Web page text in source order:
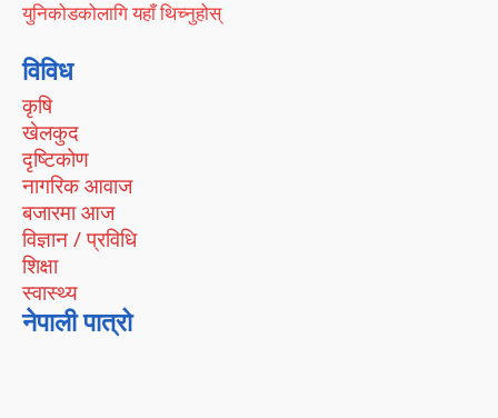
युनिकोडकोलागि यहाँ थिच्नुहोस्
विविध
कृषि
खेलकुद
दृष्टिकोण
नागरिक आवाज
बजारमा आज
विज्ञान / प्रविधि
शिक्षा
स्वास्थ्य
नेपाली पात्रो